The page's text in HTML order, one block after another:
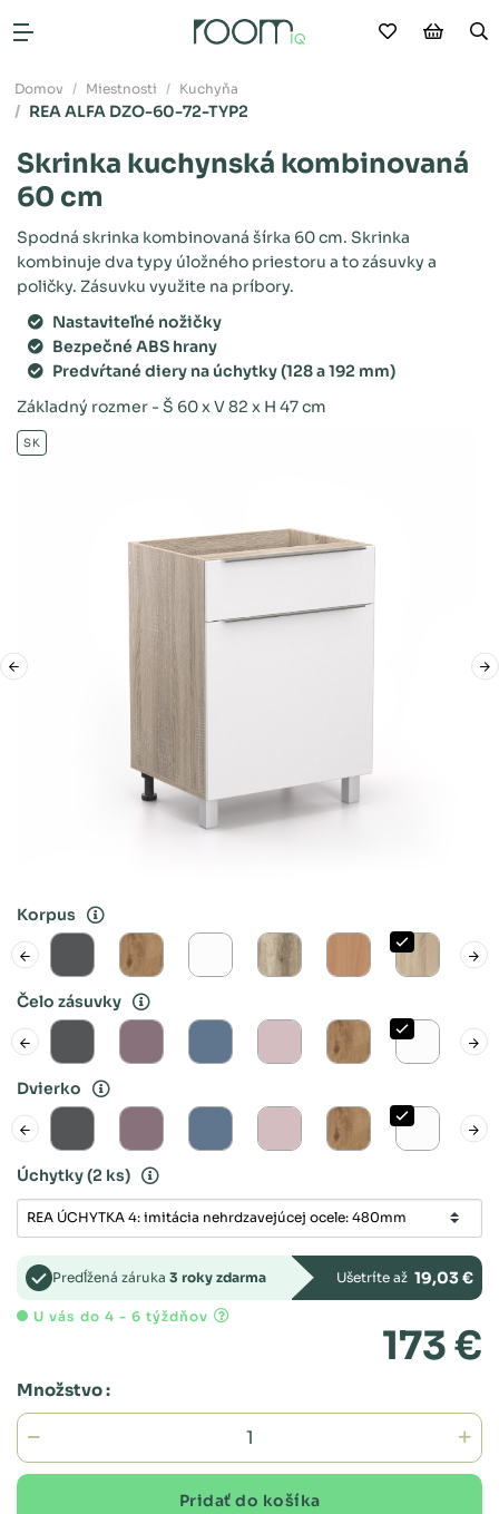
Otvoriť menu Moje
Domov Miestnosti Kuchyňa
REA ALFA DZO-60-72-TYP2
Skrinka kuchynská kombinovaná
60 cm
Spodná skrinka kombinovaná šírka 60 cm. Skrinka
kombinuje dva typy úložného priestoru a to zásuvky a
poličky. Zásuvku využite na príbory.
Nastaviteľné nožičky
Bezpečné ABS hrany
Predvŕtané diery na úchytky (128 a 192 mm)
Základný rozmer - Š 60 x V 82 x H 47 cm
SK
Korpus
Čelo zásuvky
Dvierko
Úchytky(2 ks)
Predĺžená záruka 3 roky zdarma Ušetríte až 19,03 €
U vás do 4 - 6 týždňov
173 €
Množstvo :
Pridať do košíka